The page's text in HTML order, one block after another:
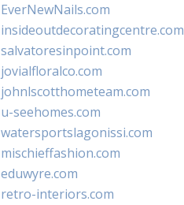
EverNewNails.com
insideoutdecoratingcentre.com
salvatoresinpoint.com
jovialfloralco.com
johnlscotthometeam.com
u-seehomes.com
watersportslagonissi.com
mischieffashion.com
eduwyre.com
retro-interiors.com